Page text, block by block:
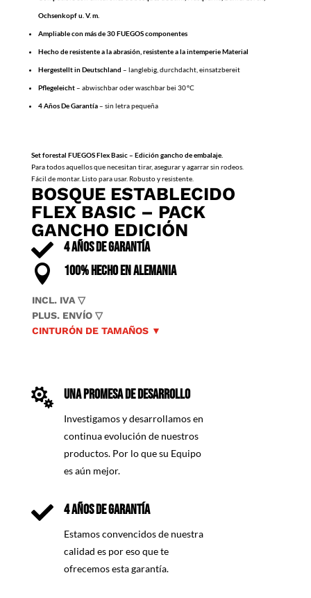
Ochsenkopf u. V. m.
Ampliable con más de 30 FUEGOS componentes
Hecho de resistente a la abrasión, resistente a la intemperie Material
Hergestellt in Deutschland – langlebig, durchdacht, einsatzbereit
Pflegeleicht– abwischbar oder waschbar bei 30 °C
4 Años De Garantía– sin letra pequeña
Set forestal FUEGOS Flex Basic – Edición gancho de embalaje.
Para todos aquellos que necesitan tirar, asegurar y agarrar sin rodeos.
Fácil de montar. Listo para usar. Robusto y resistente.
BOSQUE ESTABLECIDO
FLEX BASIC – PACK
GANCHO EDICIÓN
 4 AÑOS DE GARANTÍA
 100% HECHO EN ALEMANIA
INCL. IVA ▽
PLUS. ENVÍO ▽
CINTURÓN DE TAMAÑOS ▼
 UNA PROMESA DE DESARROLLO
Investigamos y desarrollamos en
continua evolución de nuestros
productos. Por lo que su Equipo
es aún mejor.
 4 AÑOS DE GARANTÍA
Estamos convencidos de nuestra
calidad es por eso que te
ofrecemos esta garantía.